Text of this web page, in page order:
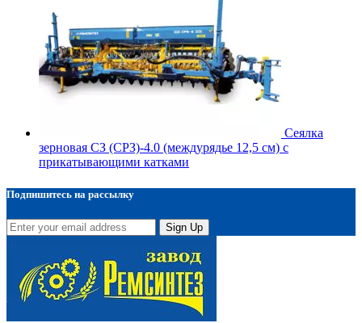
Сеялка
зерновая СЗ (СРЗ)-4.0 (междурядье 12,5 см) с
прикатывающими катками
Подпишитесь на рассылку
Sign Up